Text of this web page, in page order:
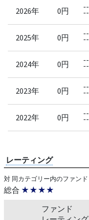
2026年 0円 --
--
2025年 0円 --
--
2024年 0円 --
--
2023年 0円 --
--
2022年 0円 --
--
レーティング
対 同カテゴリー内のファンド
総合 ★★★★
ファンド